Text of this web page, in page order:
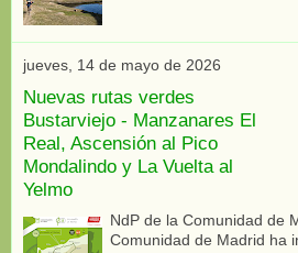
jueves, 14 de mayo de 2026
Nuevas rutas verdes
Bustarviejo - Manzanares El
Real, Ascensión al Pico
Mondalindo y La Vuelta al
Yelmo
NdP de la Comunidad de
Comunidad de Madrid ha